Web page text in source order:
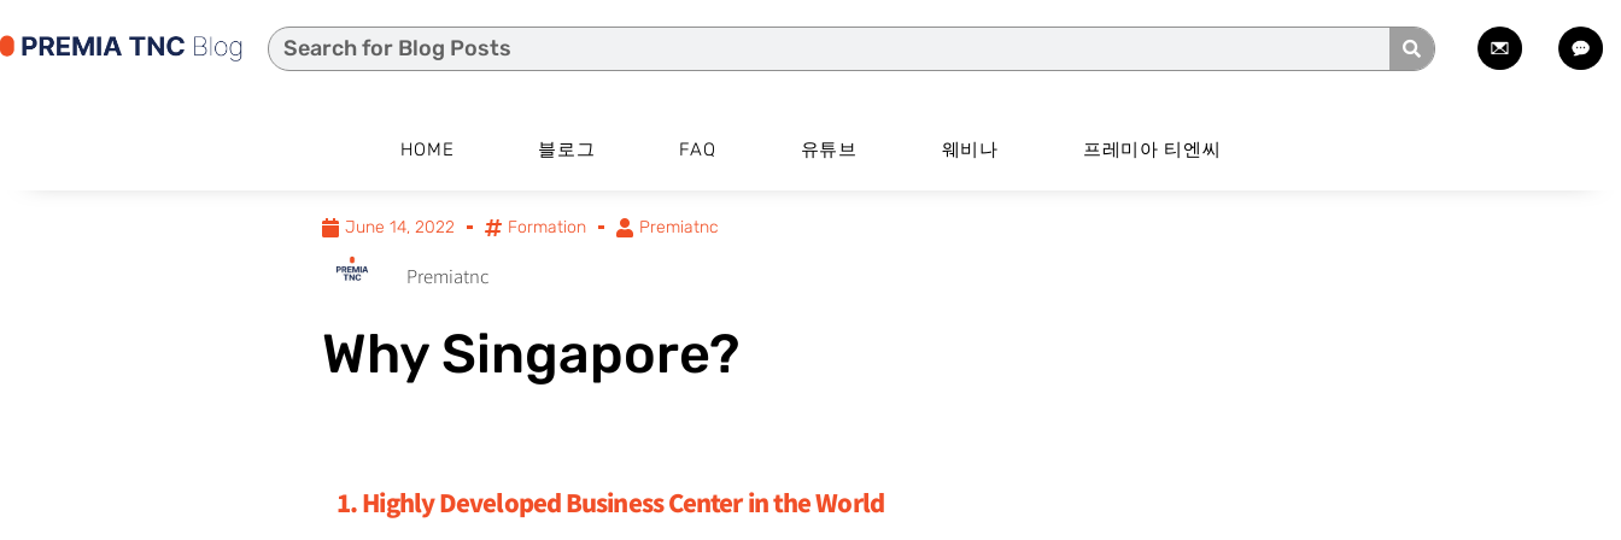
HOME 블로그 FAQ 유튜브 웨비나 프레미아 티엔씨
June 14, 2022 Formation Premiatnc
Premiatnc
Why Singapore?
1. Highly Developed Business Center in the World